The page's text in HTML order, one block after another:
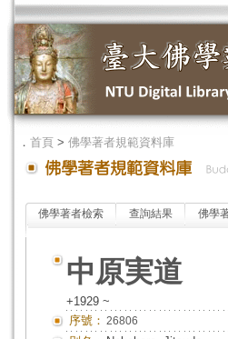
． 首頁 > 佛學著者規範資料庫
佛學著者檢索 查詢結果 佛學
中原実道
+1929 ~
序號： 26806